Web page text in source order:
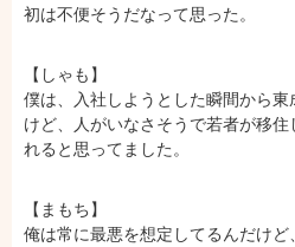
初は不便そうだなって思った。
【しゃも】
僕は、入社しようとした瞬間から
けど、人がいなさそうで若者が移
れると思ってました。
【まもち】
俺は常に最悪を想定してるんだけど